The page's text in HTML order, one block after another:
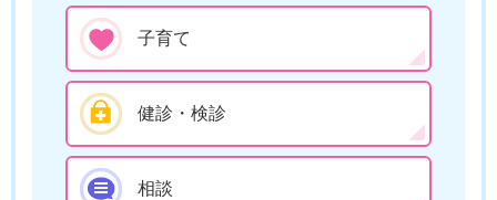
子育て
健診・検診
相談